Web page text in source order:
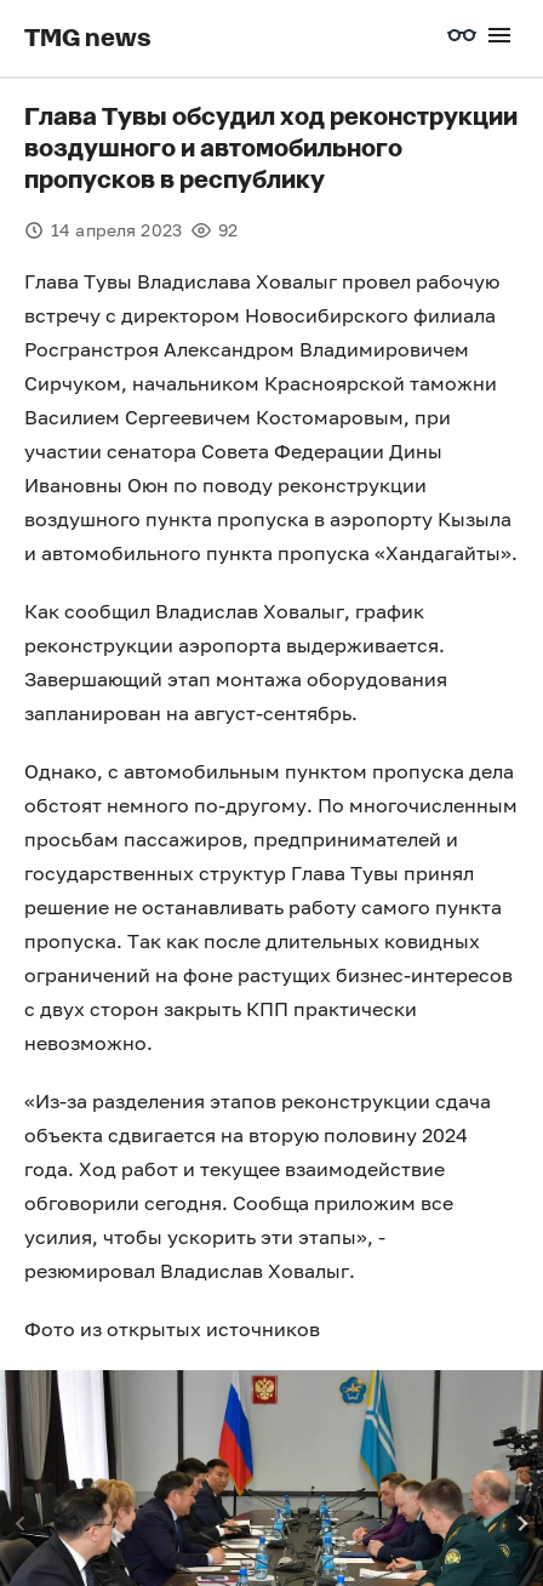
TMG news
Глава Тувы обсудил ход реконструкции
воздушного и автомобильного
пропусков в республику
14 апреля 2023 92
Глава Тувы Владислава Ховалыг провел рабочую
встречу с директором Новосибирского филиала
Росгранстроя Александром Владимировичем
Сирчуком, начальником Красноярской таможни
Василием Сергеевичем Костомаровым, при
участии сенатора Совета Федерации Дины
Ивановны Оюн по поводу реконструкции
воздушного пункта пропуска в аэропорту Кызыла
и автомобильного пункта пропуска «Хандагайты».
Как сообщил Владислав Ховалыг, график
реконструкции аэропорта выдерживается.
Завершающий этап монтажа оборудования
запланирован на август-сентябрь.
Однако, с автомобильным пунктом пропуска дела
обстоят немного по-другому. По многочисленным
просьбам пассажиров, предпринимателей и
государственных структур Глава Тувы принял
решение не останавливать работу самого пункта
пропуска. Так как после длительных ковидных
ограничений на фоне растущих бизнес-интересов
с двух сторон закрыть КПП практически
невозможно.
«Из-за разделения этапов реконструкции сдача
объекта сдвигается на вторую половину 2024
года. Ход работ и текущее взаимодействие
обговорили сегодня. Сообща приложим все
усилия, чтобы ускорить эти этапы», -
резюмировал Владислав Ховалыг.
Фото из открытых источников